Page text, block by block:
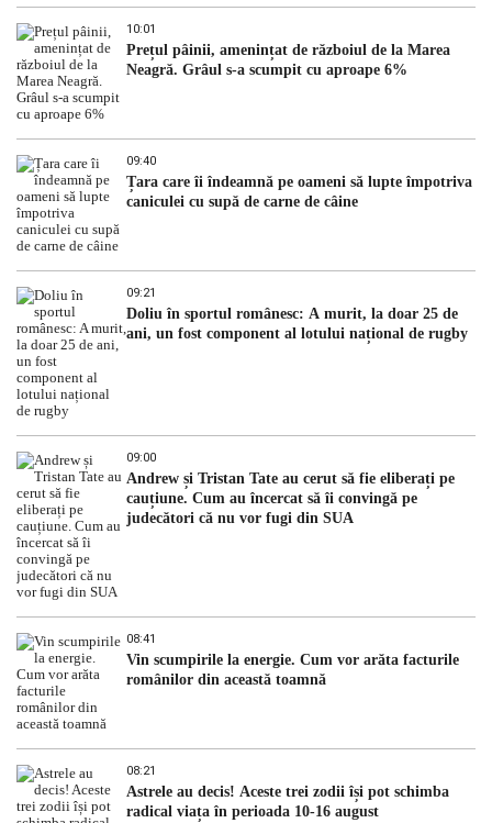
10:01
Prețul pâinii, amenințat de războiul de la Marea
Neagră. Grâul s-a scumpit cu aproape 6%
09:40
Țara care îi îndeamnă pe oameni să lupte împotriva
caniculei cu supă de carne de câine
09:21
Doliu în sportul românesc: A murit, la doar 25 de
ani, un fost component al lotului național de rugby
09:00
Andrew și Tristan Tate au cerut să fie eliberați pe
cauțiune. Cum au încercat să îi convingă pe
judecători că nu vor fugi din SUA
08:41
Vin scumpirile la energie. Cum vor arăta facturile
românilor din această toamnă
08:21
Astrele au decis! Aceste trei zodii își pot schimba
radical viața în perioada 10-16 august